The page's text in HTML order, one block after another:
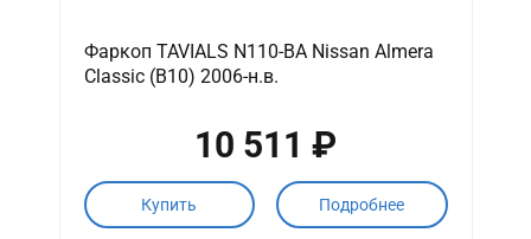
Фаркоп TAVIALS N110-BA Nissan Almera
Classic (B10) 2006-н.в.
10 511 ₽
Купить Подробнее